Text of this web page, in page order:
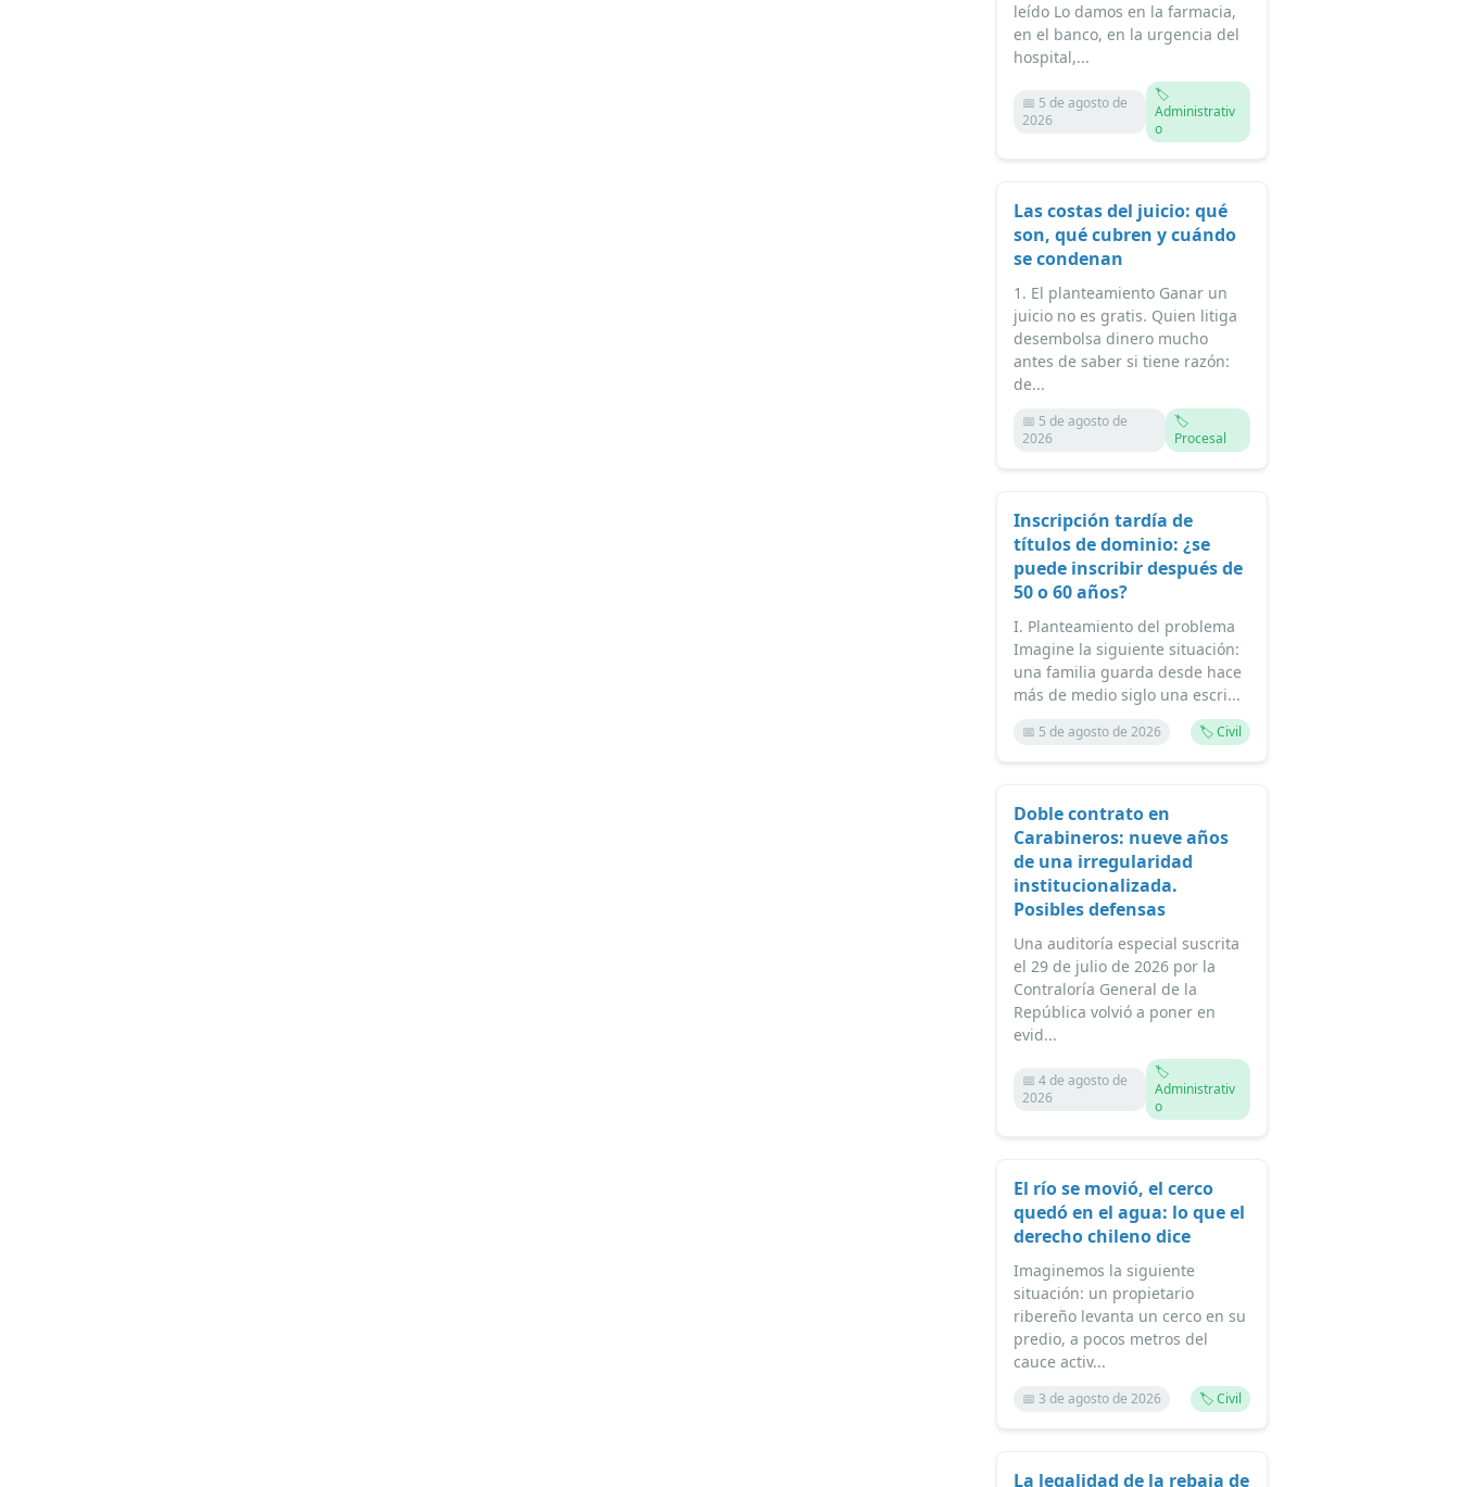
leído Lo damos en la farmacia,
en el banco, en la urgencia del
hospital,...
📅 5 de agosto de
2026
🏷️
Administrativ
o
Las costas del juicio: qué
son, qué cubren y cuándo
se condenan
1. El planteamiento Ganar un
juicio no es gratis. Quien litiga
desembolsa dinero mucho
antes de saber si tiene razón:
de...
📅 5 de agosto de
2026
🏷️
Procesal
Inscripción tardía de
títulos de dominio: ¿se
puede inscribir después de
50 o 60 años?
I. Planteamiento del problema
Imagine la siguiente situación:
una familia guarda desde hace
más de medio siglo una escri...
📅 5 de agosto de 2026 🏷️ Civil
Doble contrato en
Carabineros: nueve años
de una irregularidad
institucionalizada.
Posibles defensas
Una auditoría especial suscrita
el 29 de julio de 2026 por la
Contraloría General de la
República volvió a poner en
evid...
📅 4 de agosto de
2026
🏷️
Administrativ
o
El río se movió, el cerco
quedó en el agua: lo que el
derecho chileno dice
Imaginemos la siguiente
situación: un propietario
ribereño levanta un cerco en su
predio, a pocos metros del
cauce activ...
📅 3 de agosto de 2026 🏷️ Civil
La legalidad de la rebaja de